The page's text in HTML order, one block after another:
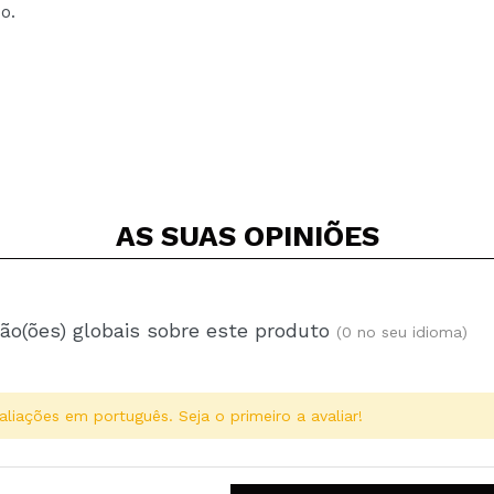
AS SUAS OPINIÕES
globais sobre este produto (0 no seu idioma)
em português. Seja o primeiro a avaliar!